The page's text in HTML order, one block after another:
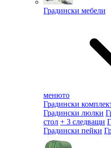
Градински мебели
менюто
Градински
Градински люлки
стол + 3 следващи
Градински пейки